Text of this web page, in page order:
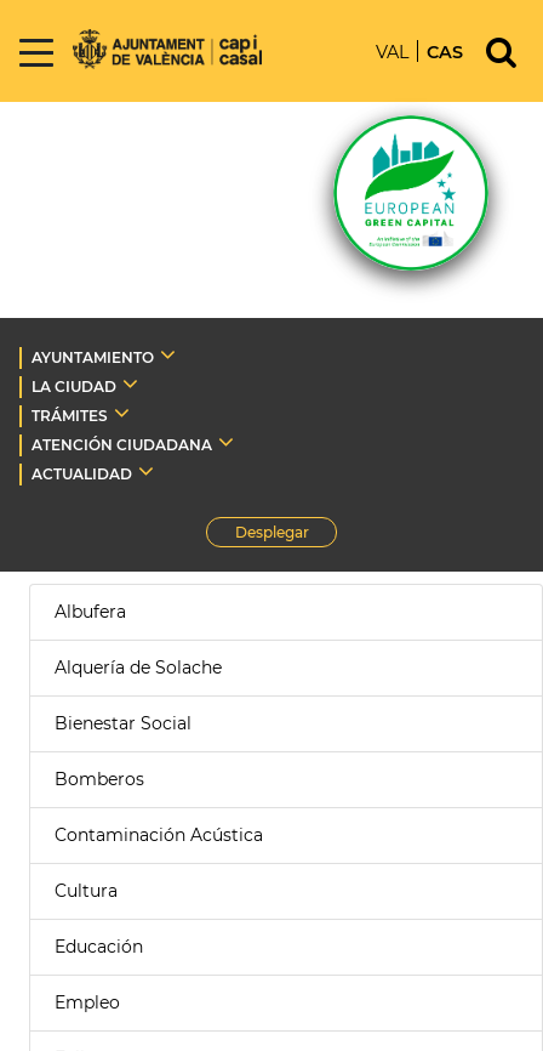
VAL CAS
AYUNTAMIENTO
LA CIUDAD
TRÁMITES
ATENCIÓN CIUDADANA
ACTUALIDAD
Desplegar
Albufera
Alquería de Solache
Bienestar Social
Bomberos
Contaminación Acústica
Cultura
Educación
Empleo